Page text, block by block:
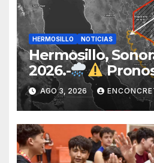
HERMOSILLO NOTICIAS
Hermosillo,
2026.-
para Hermosillo
norte de Sonora
mayor potencial
tormentas
AGO 3, 2026